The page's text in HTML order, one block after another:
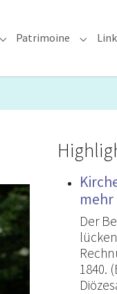
Submenu for
Patrimoine
mehr
Der
1840.